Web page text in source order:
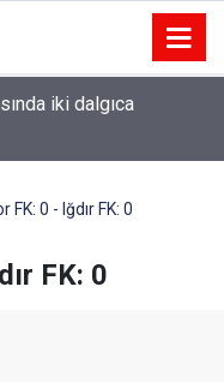
iki dalgıca
FK: 0 - Iğdır FK: 0
FK: 0